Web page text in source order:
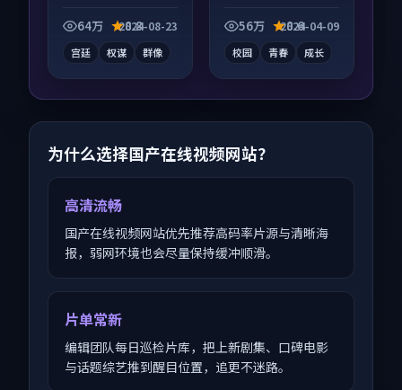
并行，细节值得二刷
64万 8.8
2024-08-23
宫廷 权谋 群像
大屏端观看，细节更
56万 8.6
2024-04-09
校园 青春 成长
为什么选择国产在线视频网站？
高清流畅
国产在线视频网站优先推荐高码率片源与清晰海
报，弱网环境也会尽量保持缓冲顺滑。
片单常新
编辑团队每日巡检片库，把上新剧集、口碑电影
与话题综艺推到醒目位置，追更不迷路。